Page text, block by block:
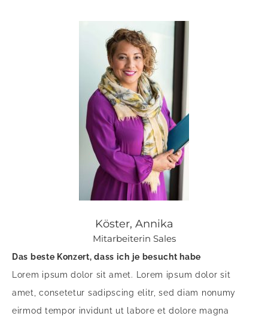
Köster, Annika
Mitarbeiterin Sales
Das beste Konzert, dass ich je besucht habe
Lorem ipsum dolor sit amet. Lorem ipsum dolor sit
amet, consetetur sadipscing elitr, sed diam nonumy
eirmod tempor invidunt ut labore et dolore magna